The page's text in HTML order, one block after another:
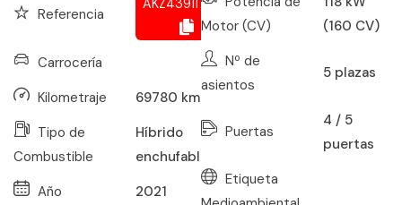
Referencia
AKZ439117497
Carrocería
Kilometraje
69780 km
Tipo de
Combustible
Híbrido
enchufable
Año
2021
Motor (CV)
(160 CV)
Nº de
asientos
5 plazas
Puertas
4 / 5
puertas
Etiqueta